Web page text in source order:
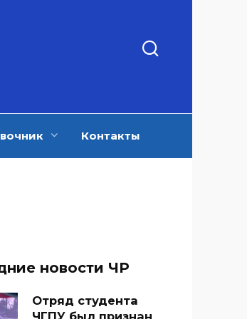
Контакты
новости ЧР
Отряд студента
ЧГПУ был признан